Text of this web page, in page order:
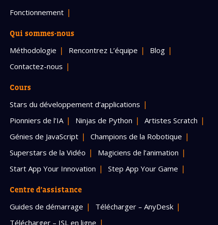
Fonctionnement
Qui sommes-nous
Méthodologie Rencontrez L’équipe
Blog
Contactez-nous
Cours
Stars du développement d’applications
Pionniers de l’IA
Ninjas de Python
Artistes Scratch
Génies de JavaScript
Champions de la Robotique
Superstars de la Vidéo
Magiciens de l’animation
Start App Your Innovation
Step App Your Game
Centre d’assistance
Guides de démarrage
Télécharger – AnyDesk
Télécharger – ISL en ligne